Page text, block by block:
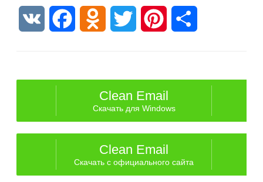
VK FacebookOdnoklassniki
Twitter Pinterest
Clean Email
Скачать для Windows
Clean Email
Скачать с официального сайта